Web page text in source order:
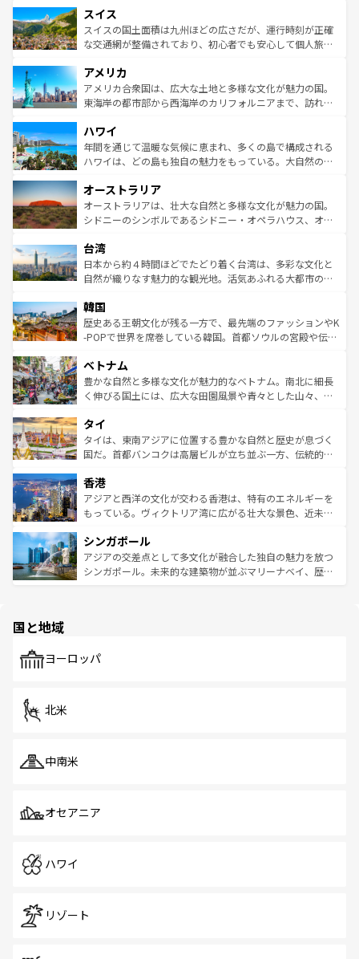
れる地方に足を運ぶとそれぞれで全く異なる文化を体験で
きるだろう。 なお、新着のフランス情報はコンテンツ一覧
を参照してほしい。
は、お酒好きな人にはぜひ体験してほしい。 なお、新着の
ドイツ情報はコンテンツ一覧を参照してほしい。
リアごとに異なる魅力がある。また、優雅なアフタヌーン
ティー、ビール好きにはたまらない英国パブ、サッカー観
戦など、本場だからこそできる体験も豊富。イギリスを旅
ンツ一覧を参照してほしい。
スイス
スイスの国土面積は九州ほどの広さだが、運行時刻が正確
な交通網が整備されており、初心者でも安心して個人旅行
の建物がそのまま残る町や、スイスならではのユニークな
博物館もあり、アルプス観光だけでなく町歩きも満喫する
ことができる。国民の所得が高いため物価も高いが、旅行
ば市内交通費無料で観光を楽しむこともできる。 なお、新
着のスイス情報はコンテンツ一覧 を参照してほしい。
アメリカ
アメリカ合衆国は、広大な土地と多様な文化が魅力の国。
東海岸の都市部から西海岸のカリフォルニアまで、訪れる
のような巨大都市は、観光、ショッピング、エンターテイ
ンメントが詰まった刺激的なスポットだ。一方、アメリカ
西部には大自然が広がり、グランドキャニオンやイエロー
部のニューオーリンズでは、音楽と美食が融合した独特の
文化が魅力。旅行者はアメリカの各地域で異なる魅力を楽
しみながら、その多様性と豊かな歴史を感じることができ
ならではの贅沢な旅のスタイルだ。 なお、新着のアメリカ
情報はコンテンツ一覧を参照してほしい。
ハワイ
年間を通じて温暖な気候に恵まれ、多くの島で構成される
ハワイは、どの島も独自の魅力をもっている。大自然の神
ワイ島は見逃せない。また、定番の観光地といえばオアフ
島だが、静かな自然を求めるならマウイ島やカウアイ島が
おすすめ。エメラルドグリーンに輝く海をはじめ、豊かな
れるおもてなしの心で訪れる人々を迎えてくれるハワイの
人々、おいしいローカルフードやハワイアンミュージッ
ク、伝統的なフラダンスなど、すべてがハワイの魅力を彩
ワイを、存分に味わってほしい。 なお、新着のハワイ情報
はコンテンツ一覧を参照してほしい。
オーストラリア
オーストラリアは、壮大な自然と多様な文化が魅力の国。
シドニーのシンボルであるシドニー・オペラハウス、オー
リアリーフや大陸中央部にそびえるウルル（エアーズロッ
ク）、タスマニアの美しい原生林やケアンズの熱帯雨林な
ど、見どころがたくさん。また、カフェやワイン、オージ
いる。アクティビティも充実しており、サーフィンやダイ
ビング、ハイキングなど、アウトドア好きにはたまらな
い。オーストラリアの多彩な魅力を存分に味わいつくそ
参照してほしい。
台湾
日本から約４時間ほどでたどり着く台湾は、多彩な文化と
自然が織りなす魅力的な観光地。活気あふれる大都市の台
ン）、静ひつな山岳地帯である台湾東部など、都市の喧騒
と山間の静けさが共存しており、訪れる人に新しい発見と
驚きをもたらしてくれる。また、奥深い台湾の食文化も魅
容にもいいと評判のスイーツなど、バラエティ豊かな料理
が味わえる。 なお、新着の台湾情報は コンテンツ一覧を参
照してほしい。
韓国
歴史ある王朝文化が残る一方で、最先端のファッションやK
-POPで世界を席巻している韓国。首都ソウルの宮殿や伝統
き、地方に足を延ばせば四季折々の自然美を楽しむことが
できる。そして、キムチや焼肉、絶品のストリートフード
まで、さまざまな韓国料理が待っている。夜には、韓国な
リティに包まれながら、韓国の多彩な魅力を心ゆくまで味
わってみてほしい。 なお、新着の韓国情報はコンテンツ一
覧を参照してほしい。
ベトナム
豊かな自然と多様な文化が魅力的なベトナム。南北に細長
く伸びる国土には、広大な田園風景や青々とした山々、世
急速な発展と共に伝統が息づく。ハノイの古い町並みやホ
ーチミン市のフランス統治時代の建物も、独特の雰囲気を
醸し出している。また、バラエティの豊かさとおいしさで
とつ。フォーやバインミー、ベトナムコーヒーなどは、ぜ
ひ現地で味わいたい。どの地域を訪れてもあたたかい人々
が旅行者を迎えてくれるので、きっと忘れられない旅にな
参照してほしい。
タイ
タイは、東南アジアに位置する豊かな自然と歴史が息づく
国だ。首都バンコクは高層ビルが立ち並ぶ一方、伝統的な
の活気が交差している。北部ではチェンマイなどの山岳地
帯で自然と触れ合い、南部ではプーケットやクラビの美し
いビーチでリゾート気分を楽しむことができる。タイ料理
激する。気候は一年中温暖で、どの季節にも異なる楽しみ
が待っている。親しみやすいタイの人々、仏教を中心とし
た文化、そして多様な観光資源が、訪れる旅人を魅了し続
香港
アジアと西洋の文化が交わる香港は、特有のエネルギーを
もっている。ヴィクトリア湾に広がる壮大な景色、近未来
み、どこを訪れても感動するはず。観光スポットが密集し
ており、効率よく見どころを回れるのも魅力。息をのむよ
うな絶景から文化的な体験まで、香港を存分に楽しみ尽く
シンガポール
アジアの交差点として多文化が融合した独自の魅力を放つ
シンガポール。未来的な建築物が並ぶマリーナベイ、歴史
で、ホーカーズは地元の風情を楽しめる外せないスポット
国と地域
ヨーロッパ
北米
中南米
オセアニア
ハワイ
リゾート